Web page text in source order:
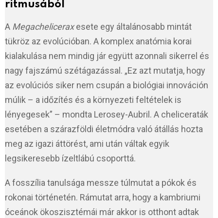
ritmusából
A Megacheliceraxesete egy általánosabb mintát
tükröz az evolúcióban. A komplex anatómia korai
kialakulása nem mindig jár együtt azonnali sikerrel és
nagy fajszámú szétágazással. „Ez azt mutatja, hogy
az evolúciós siker nem csupán a biológiai innováción
múlik – a időzítés és a környezeti feltételek is
lényegesek” – mondta Lerosey-Aubril. A cheliceraták
esetében a szárazföldi életmódra való átállás hozta
meg az igazi áttörést, ami után váltak egyik
legsikeresebb ízeltlábú csoporttá.
A fosszília tanulsága messze túlmutat a pókok és
rokonai történetén. Rámutat arra, hogy a kambriumi
óceánok ökoszisztémái már akkor is otthont adtak